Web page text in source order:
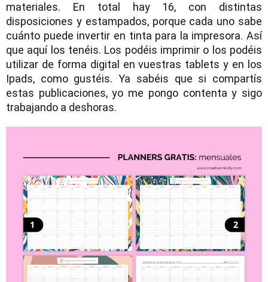
materiales. En total hay 16, con distintas
disposiciones y estampados, porque cada uno sabe
cuánto puede invertir en tinta para la impresora. Así
que aquí los tenéis. Los podéis imprimir o los podéis
utilizar de forma digital en vuestras tablets y en los
Ipads, como gustéis. Ya sabéis que si compartís
estas publicaciones, yo me pongo contenta y sigo
trabajando a deshoras.